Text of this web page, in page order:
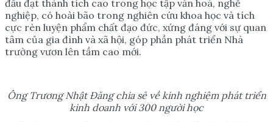
đấu đạt thành tích cao trong học tập văn hoá, nghề
nghiệp, có hoài bão trong nghiên cứu khoa học và tích
cực rèn luyện phẩm chất đạo đức, xứng đáng với sự quan
tâm của gia đình và xã hội, góp phần phát triển Nhà
trường vươn lên tầm cao mới.
Ông Trương Nhật Đăng chia sẻ về kinh nghiệm phát triển
kinh doanh với 300 người học